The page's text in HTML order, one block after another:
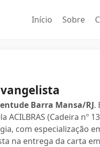
Início Sobre
Barra Mansa/RJ.
(Cadeira nº
com especialização
na entrega da carta em